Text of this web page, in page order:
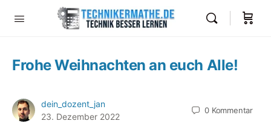
Frohe Weihnachten an euch Alle!
dein_dozent_jan
23. Dezember 2022
0 Kommentar